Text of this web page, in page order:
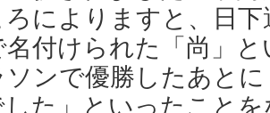
ろによりますと、日
付けられた「尚」
ソンで優勝したあと
した」といったこと